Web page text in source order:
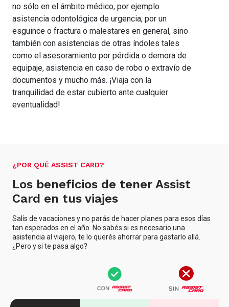
no sólo en el ámbito médico, por ejemplo
asistencia odontológica de urgencia, por un
esguince o fractura o malestares en general, sino
también con asistencias de otras índoles tales
como el asesoramiento por pérdida o demora de
equipaje, asistencia en caso de robo o extravío de
documentos y mucho más. ¡Viaja con la
tranquilidad de estar cubierto ante cualquier
eventualidad!
¿POR QUÉ ASSIST CARD?
Los beneficios de tener Assist
Card en tus viajes
Salís de vacaciones y no parás de hacer planes para esos días
tan esperados en el año. No sabés si es necesario una
asistencia al viajero, te lo querés ahorrar para gastarlo allá.
¿Pero y si te pasa algo?